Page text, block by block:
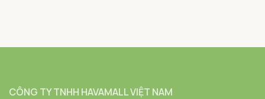
CÔNG TY TNHH HAVAMALL VIỆT NAM